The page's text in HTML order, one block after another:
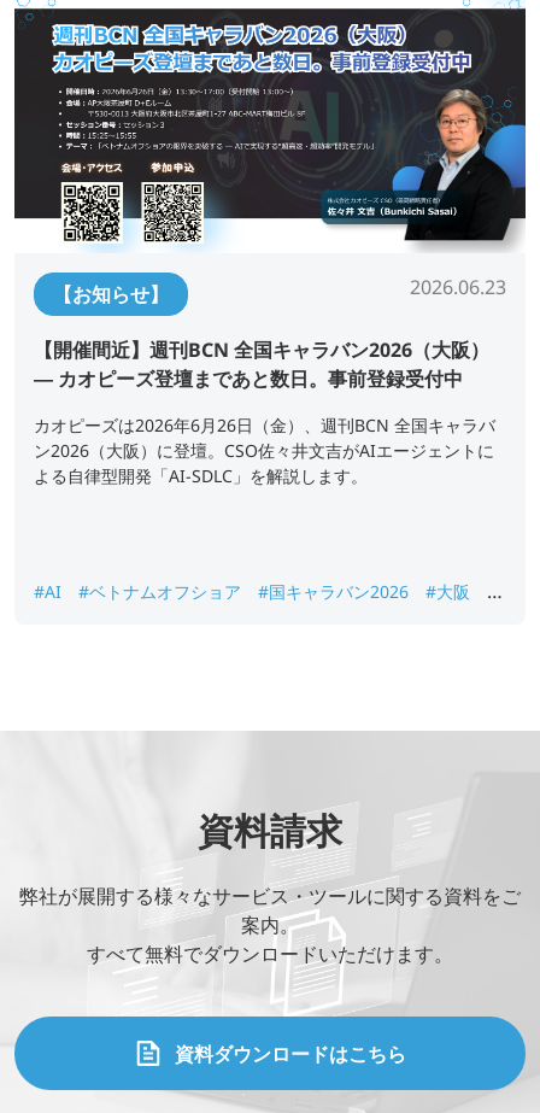
【お知らせ】 2026.06.23
【開催間近】週刊BCN 全国キャラバン2026（大阪）
― カオピーズ登壇まであと数日。事前登録受付中
カオピーズは2026年6月26日（金）、週刊BCN 全国キャラバ
ン2026（大阪）に登壇。CSO佐々井文吉がAIエージェントに
よる自律型開発「AI-SDLC」を解説します。
#AI #ベトナムオフショア #国キャラバン2026 #大阪
#
資料請求
弊社が展開する様々なサービス・ツールに関する資料をご
案内。
すべて無料でダウンロードいただけます。
資料ダウンロードはこちら